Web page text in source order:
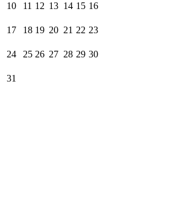
10 11 12 13 14 15 16
17 18 19 20 21 22 23
24 25 26 27 28 29 30
31